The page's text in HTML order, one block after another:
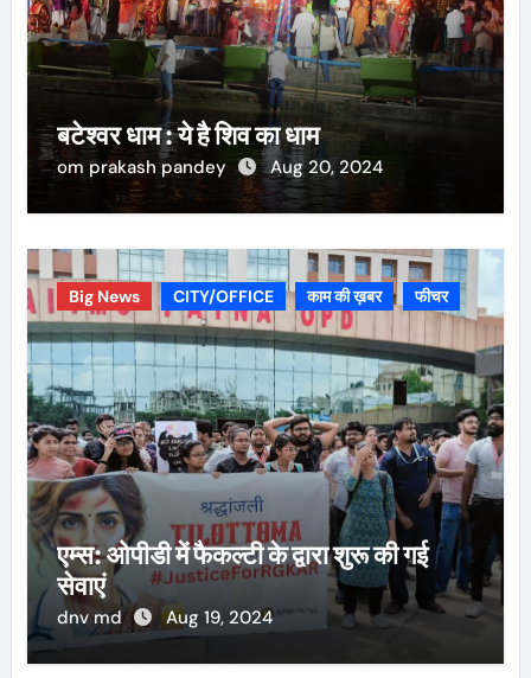
बटेश्वर धाम : ये है शिव का धाम
om prakash pandey Aug 20, 2024
Big News CITY/OFFICE काम की ख़बर फीचर
एम्स: ओपीडी में फैकल्टी के द्वारा शुरू की गई
सेवाएं
dnv md Aug 19, 2024